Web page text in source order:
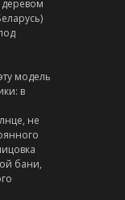
деревом
модель
в
не
бани,